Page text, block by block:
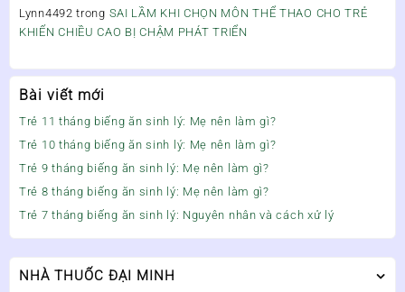
Lynn4492 trong SAI LẦM KHI CHỌN MÔN THỂ THAO CHO TRẺ
KHIẾN CHIỀU CAO BỊ CHẬM PHÁT TRIỂN
Bài viết mới
Trẻ 11 tháng biếng ăn sinh lý: Mẹ nên làm gì?
Trẻ 10 tháng biếng ăn sinh lý: Mẹ nên làm gì?
Trẻ 9 tháng biếng ăn sinh lý: Mẹ nên làm gì?
Trẻ 8 tháng biếng ăn sinh lý: Mẹ nên làm gì?
Trẻ 7 tháng biếng ăn sinh lý: Nguyên nhân và cách xử lý
NHÀ THUỐC ĐẠI MINH